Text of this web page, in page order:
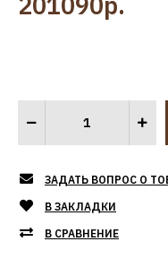
ЗАДАТЬ ВОПРОС О
В ЗАКЛАДКИ
В СРАВНЕНИЕ